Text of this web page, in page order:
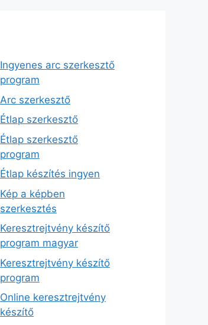
Ingyenes arc szerkesztő
program
Arc szerkesztő
Étlap szerkesztő
Étlap szerkesztő
program
Étlap készítés ingyen
Kép a képben
szerkesztés
Keresztrejtvény készítő
program magyar
Keresztrejtvény készítő
program
Online keresztrejtvény
készítő